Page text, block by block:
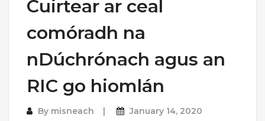
Cuirtear ar ceal
comóradh na
nDúchrónach agus an
RIC go hiomlán
By misneach January 14, 2020